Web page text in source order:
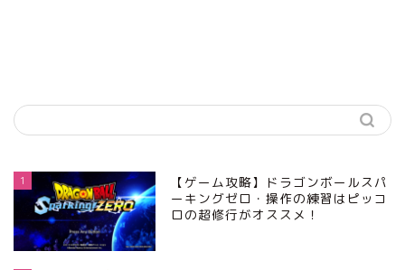
1
【ゲーム攻略】ドラゴンボールスパ
ーキングゼロ・操作の練習はピッコ
ロの超修行がオススメ！